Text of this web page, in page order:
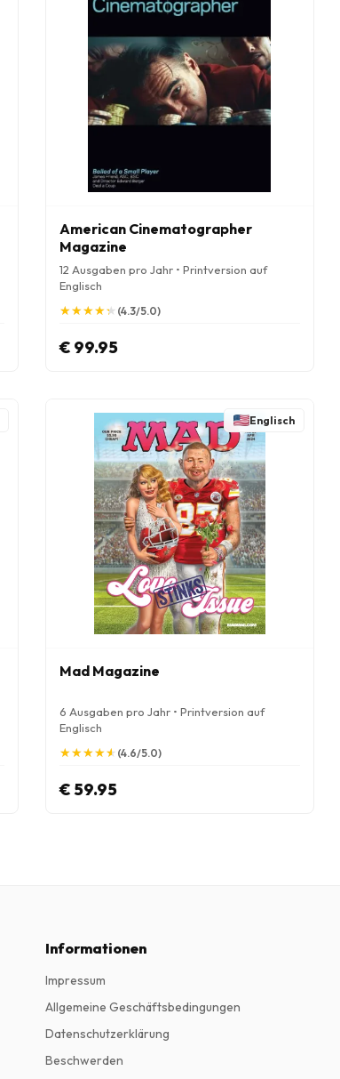
American Cinematographer
Magazine
12 Ausgaben pro Jahr • Printversion auf
Englisch
★
★★
★★
★★
★★
★ (4.3/5.0)
€ 99.95
Englisch
Mad Magazine
6 Ausgaben pro Jahr • Printversion auf
Englisch
★
★★
★★
★★
★★
★ (4.6/5.0)
€ 59.95
Informationen
Impressum
Allgemeine Geschäftsbedingungen
Datenschutzerklärung
Beschwerden